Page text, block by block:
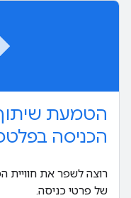
הטמעת
הכניסה
רוצה לשפר את חוויית
של פרטי כניסה.